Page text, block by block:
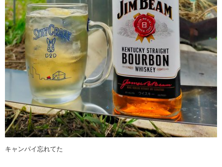
キャンパイ忘れてた